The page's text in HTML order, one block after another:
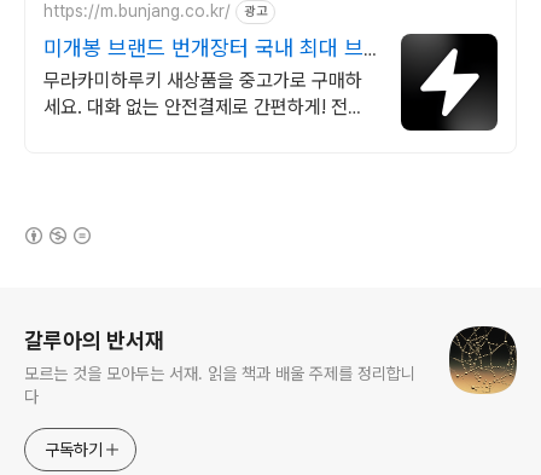
https://m.bunjang.co.kr/ 광고
미개봉 브랜드 번개장터 국내 최대 브
랜드 중고거래
무라카미하루키 새상품을 중고가로 구매하
세요. 대화 없는 안전결제로 간편하게! 전국
갈루아의 반서재
모르는 것을 모아두는 서재. 읽을 책과 배울 주제를 정리합니
다
구독하기